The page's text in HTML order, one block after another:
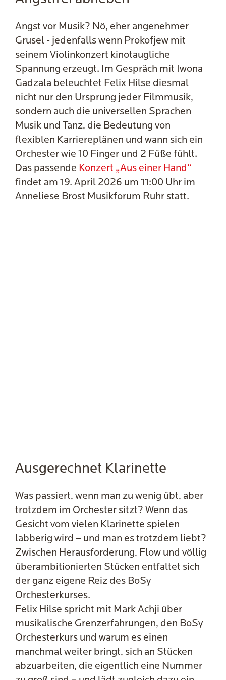
Angst vor Musik? Nö, eher angenehmer
Grusel - jedenfalls wenn Prokofjew mit
seinem Violinkonzert kinotaugliche
Spannung erzeugt. Im Gespräch mit Iwona
Gadzala beleuchtet Felix Hilse diesmal
nicht nur den Ursprung jeder Filmmusik,
sondern auch die universellen Sprachen
Musik und Tanz, die Bedeutung von
flexiblen Karriereplänen und wann sich ein
Orchester wie 10 Finger und 2 Füße fühlt.
Das passende Konzert „Aus einer Hand“
findet am 19. April 2026 um 11:00 Uhr im
Anneliese Brost Musikforum Ruhr statt.
Ausgerechnet Klarinette
Was passiert, wenn man zu wenig übt, aber
trotzdem im Orchester sitzt? Wenn das
Gesicht vom vielen Klarinette spielen
labberig wird – und man es trotzdem liebt?
Zwischen Herausforderung, Flow und völlig
überambitionierten Stücken entfaltet sich
der ganz eigene Reiz des BoSy
Orchesterkurses.
Felix Hilse spricht mit Mark Achji über
musikalische Grenzerfahrungen, den BoSy
Orchesterkurs und warum es einen
manchmal weiter bringt, sich an Stücken
abzuarbeiten, die eigentlich eine Nummer